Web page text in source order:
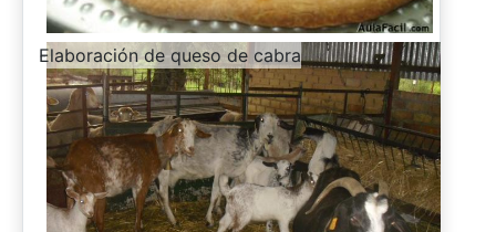
-
Elaboración de queso de cabra